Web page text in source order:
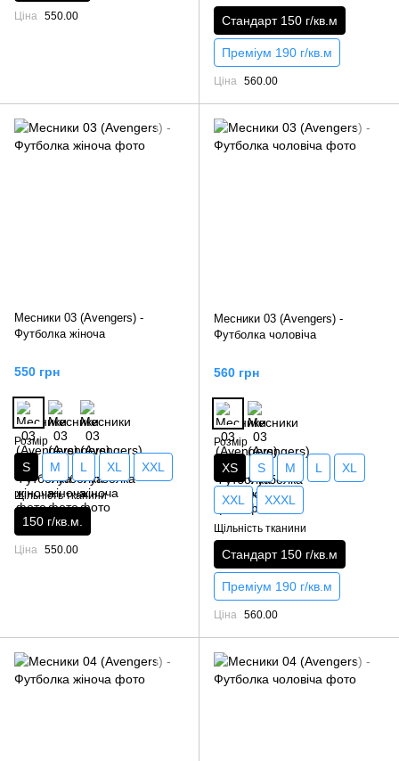
Ціна 550.00 Стандарт 150 г/кв.м
Преміум 190 г/кв.м
Ціна 560.00
Месники 03 (Avengers) -
Футболка жіноча
550 грн
Розмір
S M L XL XXL
Щільність тканини
150 г/кв.м.
Ціна 550.00
Месники 03 (Avengers) -
Футболка чоловіча
560 грн
Розмір
XS S M L XL
XXL XXXL
Щільність тканини
Стандарт 150 г/кв.м
Преміум 190 г/кв.м
Ціна 560.00